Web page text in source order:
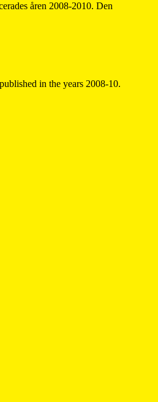
åren 2008-2010. Den
in the years 2008-10.